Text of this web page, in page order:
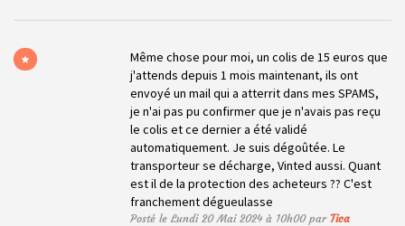
Même chose pour moi, un colis de 15 euros que
j'attends depuis 1 mois maintenant, ils ont
envoyé un mail qui a atterrit dans mes SPAMS,
je n'ai pas pu confirmer que je n'avais pas reçu
le colis et ce dernier a été validé
automatiquement. Je suis dégoûtée. Le
transporteur se décharge, Vinted aussi. Quant
est il de la protection des acheteurs ?? C'est
franchement dégueulasse
Posté le Lundi 20 Mai 2024 à 10h00 par Tica